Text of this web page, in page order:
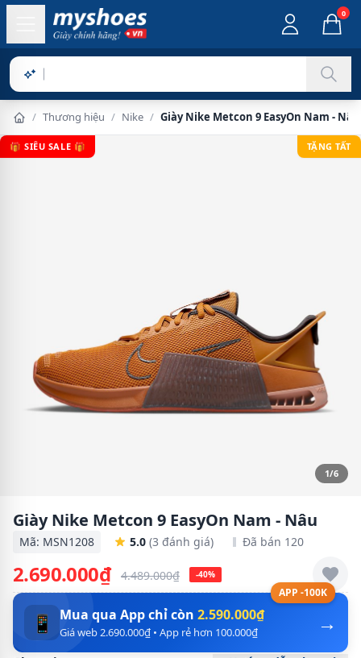
0
Sản phẩm ch
/ Thương hiệu / Nike / Giày Nike Metcon 9 EasyOn Nam - Nâu
🎁 SIÊU SALE 🎁 TẶNG TẤT
1/6
Giày Nike Metcon 9 EasyOn Nam - Nâu
Mã: MSN1208 5.0 (3 đánh giá) Đã bán 120
2.690.000₫ 4.489.000₫ -40%
APP -100K
→
📱 Mua qua App chỉ còn 2.590.000₫
Giá web 2.690.000₫ • App rẻ hơn 100.000₫